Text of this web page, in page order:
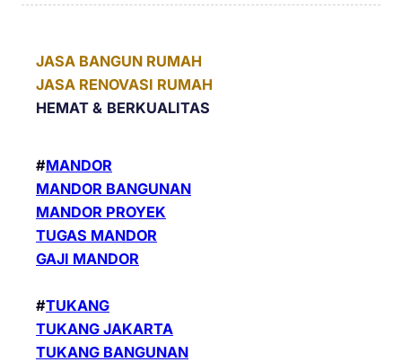
JASA BANGUN RUMAH
JASA RENOVASI RUMAH
HEMAT & BERKUALITAS
#MANDOR
MANDOR BANGUNAN
MANDOR PROYEK
TUGAS MANDOR
GAJI MANDOR
#TUKANG
TUKANG JAKARTA
TUKANG BANGUNAN